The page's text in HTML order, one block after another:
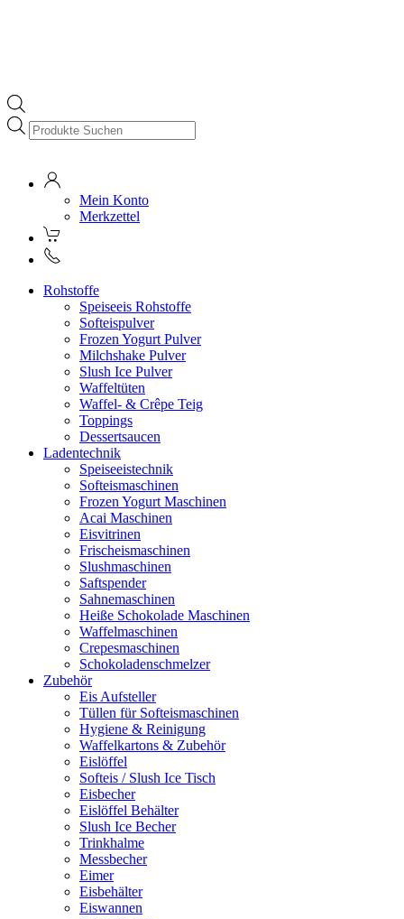
Products
search
Mein Konto
Merkzettel
Rohstoffe
Speiseeis Rohstoffe
Softeispulver
Frozen Yogurt Pulver
Milchshake Pulver
Slush Ice Pulver
Waffeltüten
Waffel- & Crêpe Teig
Toppings
Dessertsaucen
Ladentechnik
Speiseeistechnik
Softeismaschinen
Frozen Yogurt Maschinen
Acai Maschinen
Eisvitrinen
Frischeismaschinen
Slushmaschinen
Saftspender
Sahnemaschinen
Heiße Schokolade Maschinen
Waffelmaschinen
Crepesmaschinen
Schokoladenschmelzer
Zubehör
Eis Aufsteller
Tüllen für Softeismaschinen
Hygiene & Reinigung
Waffelkartons & Zubehör
Eislöffel
Softeis / Slush Ice Tisch
Eisbecher
Eislöffel Behälter
Slush Ice Becher
Trinkhalme
Messbecher
Eimer
Eisbehälter
Eiswannen